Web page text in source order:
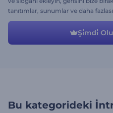
tanıtımlar, sunumlar ve daha
Su Sıçratma Logo Gösterimini
başlangıç yapın. Şimdi deneyin!
Şi̇mdi̇
Bu kategorideki